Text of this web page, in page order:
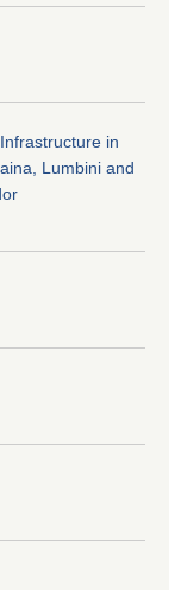
in
Lumbini and